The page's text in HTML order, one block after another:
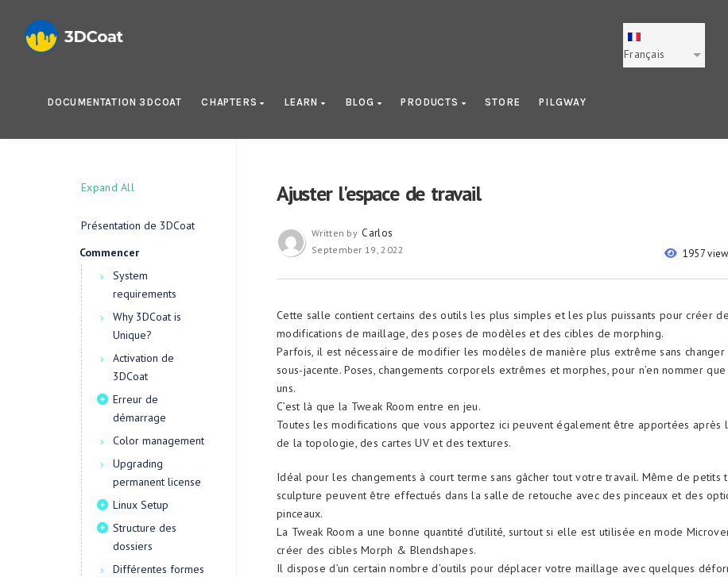
Français
DOCUMENTATION 3DCOAT CHAPTERS LEARN BLOG PRODUCTS STORE PILGWAY
Expand All
Présentation de 3DCoat
Commencer
System
requirements
Why 3DCoat is
Unique?
Activation de
3DCoat
Erreur de
démarrage
Color management
Upgrading
permanent license
Linux Setup
Structure des
dossiers
Différentes formes
Ajuster l'espace de travail
1957
Written by Carlos
September 19, 2022
Cette salle contient certains des outils les plus simples et les plus puissants pour créer
modifications de maillage, des poses de modèles et des cibles de morphing.
Parfois, il est nécessaire de modifier les modèles de manière plus extrême sans
sous-jacente. Poses, changements corporels extrêmes et morphes, pour n’en nommer
uns.
C’est là que la Tweak Room entre en jeu.
Toutes les modifications que vous apportez ici peuvent également être apportées après
de la topologie, des cartes UV et des textures.
Idéal pour les changements à court terme sans gâcher tout votre travail. Même de petits
sculpture peuvent être effectués dans la salle de retouche avec des pinceaux et des
pinceaux.
La Tweak Room a une bonne quantité d’utilité, surtout si elle est utilisée en mode
créer des cibles Morph & Blendshapes.
Il dispose d’un certain nombre d’outils pour déplacer votre maillage avec quelques